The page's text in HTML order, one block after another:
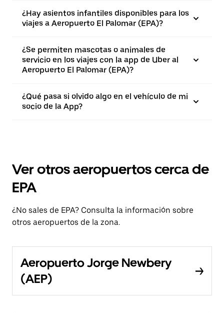
¿Hay asientos infantiles disponibles para los
viajes a Aeropuerto El Palomar (EPA)?
¿Se permiten mascotas o animales de
servicio en los viajes con la app de Uber al
Aeropuerto El Palomar (EPA)?
¿Qué pasa si olvido algo en el vehículo de mi
socio de la App?
Ver otros aeropuertos cerca de
EPA
¿No sales de EPA? Consulta la información sobre
otros aeropuertos de la zona.
Aeropuerto Jorge Newbery
(AEP)